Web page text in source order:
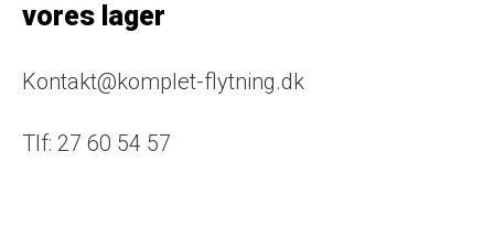
vores lager
Kontakt@komplet-flytning.dk
Tlf: 27 60 54 57